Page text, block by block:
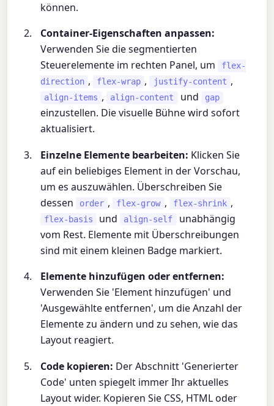
können.
Container-Eigenschaften anpassen:
Verwenden Sie die segmentierten
Steuerelemente im rechten Panel, um
flex-
direction , flex-wrap , justify-content ,
align-items , align-content und gap
einzustellen. Die visuelle Bühne wird sofort
aktualisiert.
Einzelne Elemente bearbeiten: Klicken Sie
auf ein beliebiges Element in der Vorschau,
um es auszuwählen. Überschreiben Sie
dessen
order , flex-grow , flex-shrink ,
flex-basis und align-self
unabhängig
vom Rest. Elemente mit Überschreibungen
sind mit einem kleinen Badge markiert.
Elemente hinzufügen oder entfernen:
Verwenden Sie 'Element hinzufügen' und
'Ausgewählte entfernen', um die Anzahl der
Elemente zu ändern und zu sehen, wie das
Layout reagiert.
Code kopieren: Der Abschnitt 'Generierter
Code' unten spiegelt immer Ihr aktuelles
Layout wider. Kopieren Sie CSS, HTML oder